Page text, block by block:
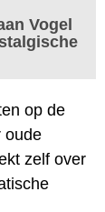
Vogel
op de
oude
zelf over